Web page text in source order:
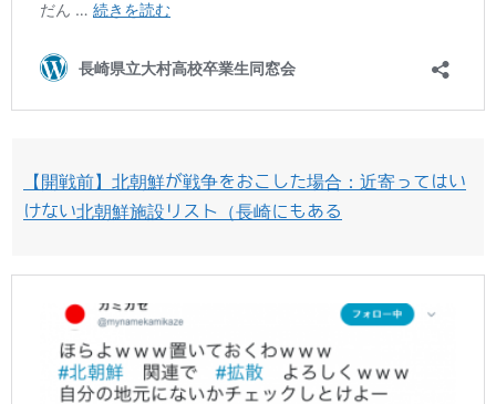
【開戦前】北朝鮮が戦争をおこした場合：近寄ってはい
けない北朝鮮施設リスト（長崎にもある